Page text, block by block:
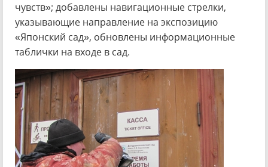
чувств»; добавлены навигационные стрелки,
указывающие направление на экспозицию
«Японский сад», обновлены информационные
таблички на входе в сад.